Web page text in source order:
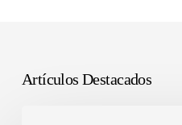
Artículos Destacados